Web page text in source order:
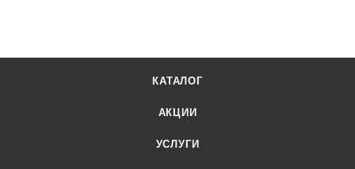
КАТАЛОГ
АКЦИИ
УСЛУГИ